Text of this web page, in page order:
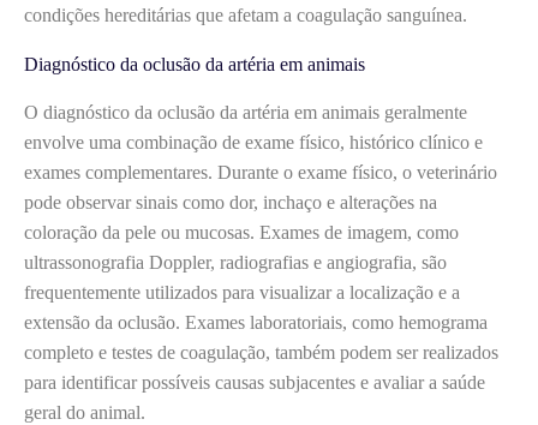
condições hereditárias que afetam a coagulação sanguínea.
Diagnóstico da oclusão da artéria em animais
O diagnóstico da oclusão da artéria em animais geralmente
envolve uma combinação de exame físico, histórico clínico e
exames complementares. Durante o exame físico, o veterinário
pode observar sinais como dor, inchaço e alterações na
coloração da pele ou mucosas. Exames de imagem, como
ultrassonografia Doppler, radiografias e angiografia, são
frequentemente utilizados para visualizar a localização e a
extensão da oclusão. Exames laboratoriais, como hemograma
completo e testes de coagulação, também podem ser realizados
para identificar possíveis causas subjacentes e avaliar a saúde
geral do animal.